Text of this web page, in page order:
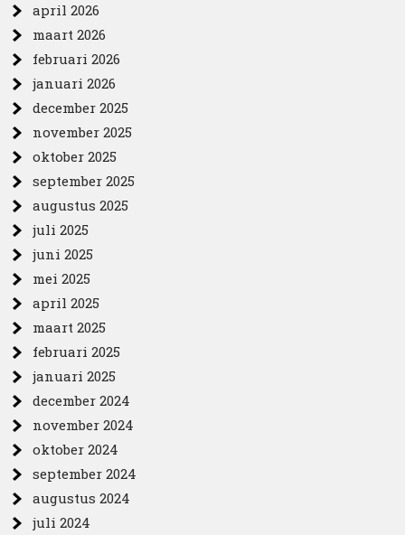
april 2026
maart 2026
februari 2026
januari 2026
december 2025
november 2025
oktober 2025
september 2025
augustus 2025
juli 2025
juni 2025
mei 2025
april 2025
maart 2025
februari 2025
januari 2025
december 2024
november 2024
oktober 2024
september 2024
augustus 2024
juli 2024